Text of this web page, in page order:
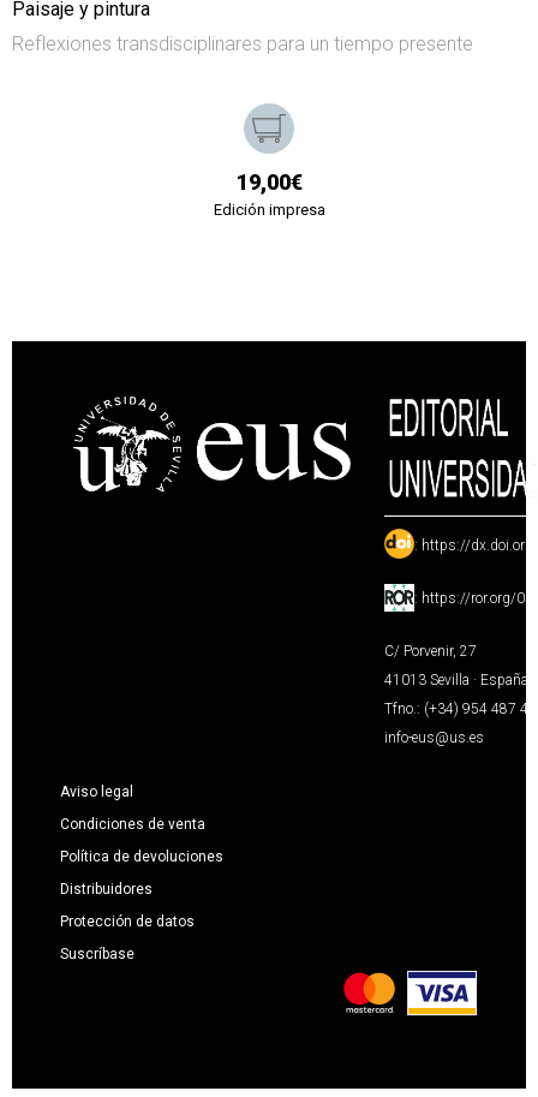
Paisaje y pintura
Reflexiones transdisciplinares para un tiempo presente
19,00€
Edición impresa
: https://
: https://ror.org/
C/ Porvenir, 27
41013 Sevilla · España
Tfno.: (+34) 954 487
info-eus@us.es
Aviso legal
Condiciones de venta
Política de devoluciones
Distribuidores
Protección de datos
Suscríbase